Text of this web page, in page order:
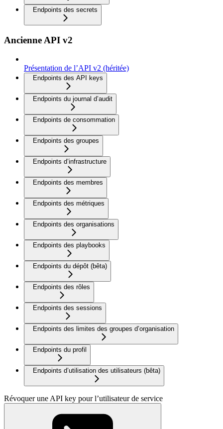
Endpoints des secrets
Ancienne API v2
Présentation de l’API v2 (héritée)
Endpoints des API keys
Endpoints du journal d’audit
Endpoints de consommation
Endpoints des groupes
Endpoints d’infrastructure
Endpoints des membres
Endpoints des métriques
Endpoints des organisations
Endpoints des playbooks
Endpoints du dépôt (bêta)
Endpoints des rôles
Endpoints des sessions
Endpoints des limites des groupes d’organisation
Endpoints du profil
Endpoints d’utilisation des utilisateurs (bêta)
Révoquer une API key pour l’utilisateur de service